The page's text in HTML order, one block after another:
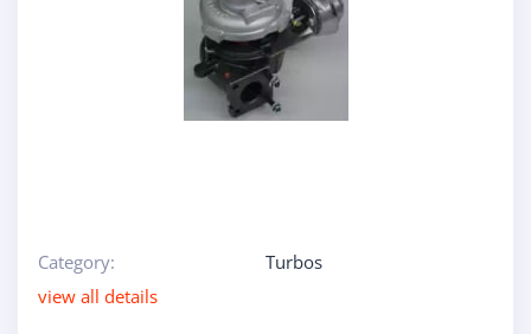
Category:
Turbos
view all details